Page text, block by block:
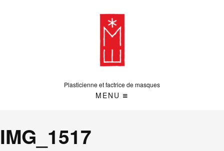
Plasticienne et factrice de masques
MENU
IMG_1517